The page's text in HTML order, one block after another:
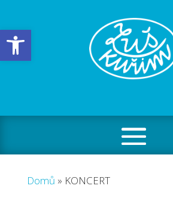
Open toolbar
Domů » KONCERT